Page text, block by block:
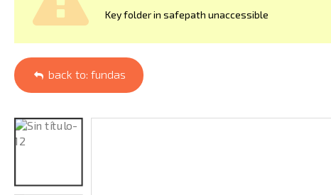
Key folder in safepath unaccessible
back to: fundas